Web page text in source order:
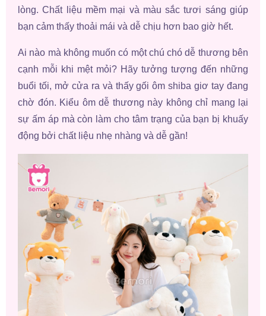
lòng. Chất liệu mềm mại và màu sắc tươi sáng giúp
bạn cảm thấy thoải mái và dễ chịu hơn bao giờ hết.
Ai nào mà không muốn có một chú chó dễ thương bên
cạnh mỗi khi mệt mỏi? Hãy tưởng tượng đến những
buổi tối, mở cửa ra và thấy gối ôm shiba giơ tay đang
chờ đón. Kiểu ôm dễ thương này không chỉ mang lại
sự ấm áp mà còn làm cho tâm trạng của bạn bị khuấy
động bởi chất liệu nhẹ nhàng và dễ gần!